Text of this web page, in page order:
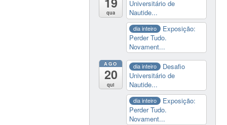
qua
Universitário de
Nautide...
dia inteiro
Exposição:
Perder Tudo.
Novament...
AGO
20
qui
dia inteiro
Desafio
Universitário de
Nautide...
dia inteiro
Exposição:
Perder Tudo.
Novament...